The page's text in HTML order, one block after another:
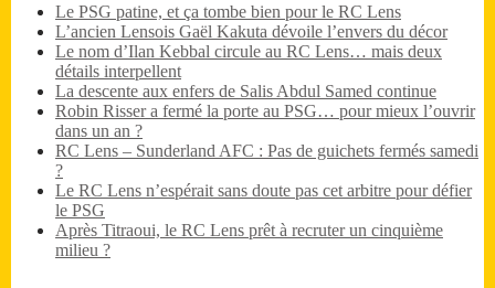
Le PSG patine, et ça tombe bien pour le RC Lens
L’ancien Lensois Gaël Kakuta dévoile l’envers du décor
Le nom d’Ilan Kebbal circule au RC Lens… mais deux
détails interpellent
La descente aux enfers de Salis Abdul Samed continue
Robin Risser a fermé la porte au PSG… pour mieux l’ouvrir
dans un an ?
RC Lens – Sunderland AFC : Pas de guichets fermés samedi
?
Le RC Lens n’espérait sans doute pas cet arbitre pour défier
le PSG
Après Titraoui, le RC Lens prêt à recruter un cinquième
milieu ?